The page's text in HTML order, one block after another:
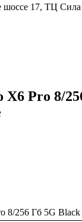
шоссе 17, ТЦ Сила
Pro 8/
8/256 Гб 5G Black